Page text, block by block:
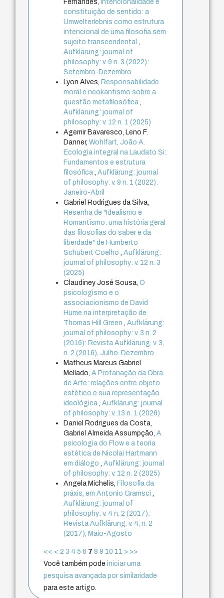
Fernandes, Intencionalidade e
constituição de sentido: a
Umwelterlebnis como estrutura
intencional de uma filosofia sem
sujeito transcendental,
Aufklärung: journal of
philosophy: v. 9 n. 3 (2022):
Setembro-Dezembro
Lyon Alves, Responsabilidade
moral e neokantismo sobre a
questão metafilosófica,
Aufklärung: journal of
philosophy: v. 12 n. 1 (2025)
Agemir Bavaresco, Leno F.
Danner,Wohlfart, João A.
Ecologia integral na Laudato Si:
Fundamentos e estrutura
filosófica,Aufklärung: journal
of philosophy: v. 9 n. 1 (2022):
Janeiro-Abril
Gabriel Rodrigues da Silva,
Resenha de "Idealismo e
Romantismo: uma história geral
das filosofias do saber e da
liberdade" de Humberto
Schubert Coelho,Aufklärung:
journal of philosophy: v. 12 n. 3
(2025)
Claudiney José Sousa,O
psicologismo e o
associacionismo de David
Hume na interpretação de
Thomas Hill Green,Aufklärung:
journal of philosophy: v. 3 n. 2
(2016): Revista Aufklärung. v. 3,
n. 2 (2016), Julho-Dezembro
Matheus Marcus Gabriel
Mellado,A Profanação da Obra
de Arte: relações entre objeto
estético e sua representação
ideológica,Aufklärung: journal
of philosophy: v. 13 n. 1 (2026)
Daniel Rodrigues da Costa,
Gabriel Almeida Assumpção,A
psicologia do Flow e a teoria
estética de Nicolai Hartmann
em diálogo,Aufklärung: journal
of philosophy: v. 12 n. 2 (2025)
Angela Michelis, Filosofia da
práxis, em Antonio Gramsci,
Aufklärung: journal of
philosophy: v. 4 n. 2 (2017):
Revista Aufklärung. v. 4, n. 2
(2017), Maio-Agosto
<< < 2 3 4 5 6 7 8 9 10 11 > >>
Você também podeiniciar uma
pesquisa avançada por similaridade
para este artigo.